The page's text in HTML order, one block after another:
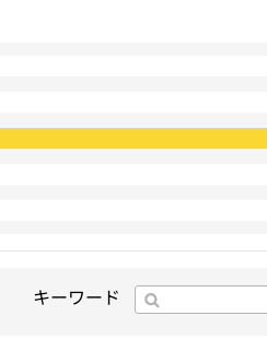
キーワード